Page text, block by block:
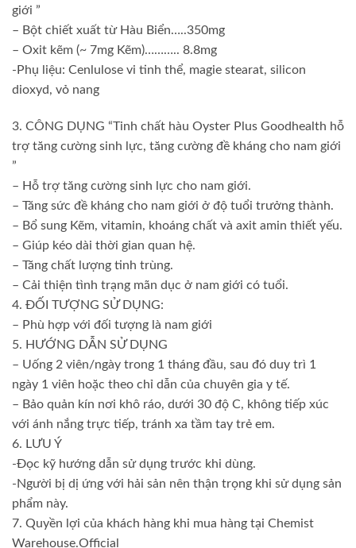
giới ”
– Bột chiết xuất từ Hàu Biển…..350mg
– Oxit kẽm (~ 7mg Kẽm)……….. 8.8mg
-Phụ liệu: Cenlulose vi tinh thể, magie stearat, silicon
dioxyd, vỏ nang
3. CÔNG DỤNG “Tinh chất hàu Oyster Plus Goodhealth hỗ
trợ tăng cường sinh lực, tăng cường đề kháng cho nam giới
”
– Hỗ trợ tăng cường sinh lực cho nam giới.
– Tăng sức đề kháng cho nam giới ở độ tuổi trưởng thành.
– Bổ sung Kẽm, vitamin, khoáng chất và axit amin thiết yếu.
– Giúp kéo dài thời gian quan hệ.
– Tăng chất lượng tinh trùng.
– Cải thiện tình trạng mãn dục ở nam giới có tuổi.
4. ĐỐI TƯỢNG SỬ DỤNG:
– Phù hợp với đối tượng là nam giới
5. HƯỚNG DẪN SỬ DỤNG
– Uống 2 viên/ngày trong 1 tháng đầu, sau đó duy trì 1
ngày 1 viên hoặc theo chỉ dẫn của chuyên gia y tế.
– Bảo quản kín nơi khô ráo, dưới 30 độ C, không tiếp xúc
với ánh nắng trực tiếp, tránh xa tầm tay trẻ em.
6. LƯU Ý
-Đọc kỹ hướng dẫn sử dụng trước khi dùng.
-Người bị dị ứng với hải sản nên thận trọng khi sử dụng sản
phẩm này.
7. Quyền lợi của khách hàng khi mua hàng tại Chemist
Warehouse.Official